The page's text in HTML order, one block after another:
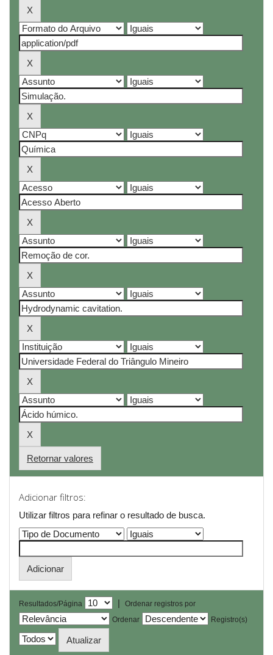
Retornar valores
Adicionar filtros:
Utilizar filtros para refinar o resultado de busca.
Resultados/Página |
Ordenar registros por
Ordenar
Registro(s)